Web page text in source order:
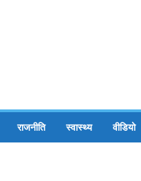
राजनीति स्वास्थ्य वीडियो